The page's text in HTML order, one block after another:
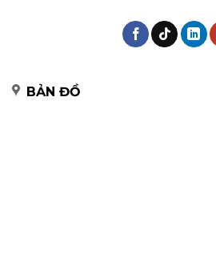
BẢN ĐỒ